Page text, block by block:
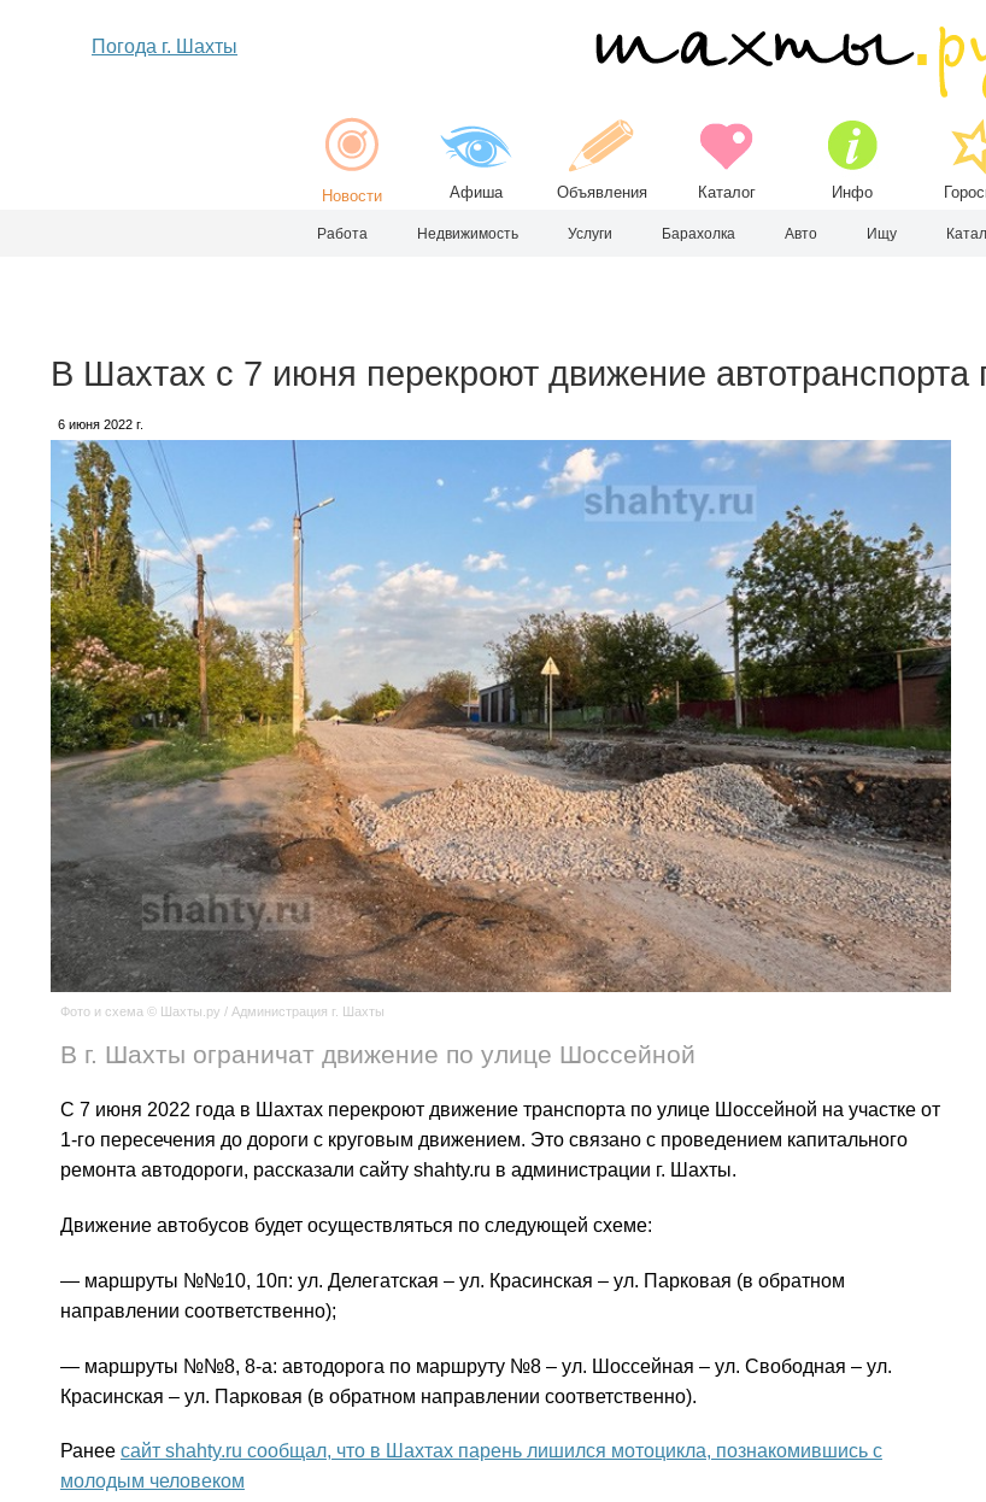
Погода г. Шахты
Новости Афиша Объявления Каталог Инфо
Работа Недвижимость Услуги Барахолка Авто Ищу
В Шахтах с 7 июня перекроют движение
6 июня 2022 г.
Фото и схема © Шахты.ру / Администрация г. Шахты
В г. Шахты ограничат движение по улице Шоссейной
С 7 июня 2022 года в Шахтах перекроют движение транспорта по улице Шоссейной на участке от
1-го пересечения до дороги с круговым движением. Это связано с проведением капитального
ремонта автодороги, рассказали сайту shahty.ru в администрации г. Шахты.
Движение автобусов будет осуществляться по следующей схеме:
— маршруты №№10, 10п: ул. Делегатская – ул. Красинская – ул. Парковая (в обратном
направлении соответственно);
— маршруты №№8, 8-а: автодорога по маршруту №8 – ул. Шоссейная – ул. Свободная – ул.
Красинская – ул. Парковая (в обратном направлении соответственно).
Ранее сайт shahty.ru сообщал, что в Шахтах парень лишился мотоцикла, познакомившись с
молодым человеком